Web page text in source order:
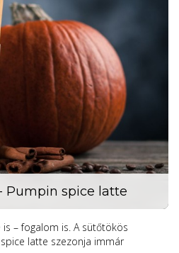
Pumpin spice latte
is – fogalom is. A sütőtökös
latte szezonja immár